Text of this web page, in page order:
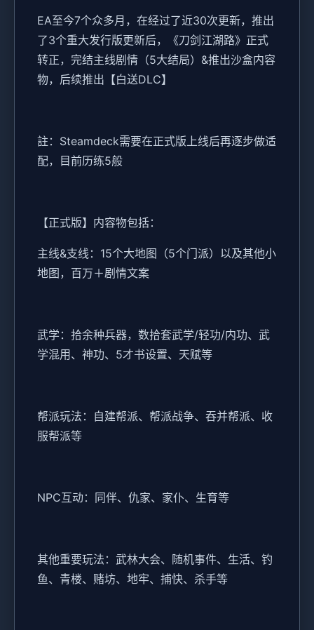
EA至今7个众多月，在经过了近30次更新，推出
了3个重大发行版更新后，《刀剑江湖路》正式
转正，完结主线剧情（5大结局）&推出沙盒内容
物，后续推出【白送DLC】
註：Steamdeck需要在正式版上线后再逐步做适
配，目前历练5般
【正式版】内容物包括：
主线&支线：15个大地图（5个门派）以及其他小
地图，百万＋剧情文案
武学：拾余种兵器，数拾套武学/轻功/内功、武
学混用、神功、5才书设置、天赋等
帮派玩法：自建帮派、帮派战争、吞并帮派、收
服帮派等
NPC互动：同伴、仇家、家仆、生育等
其他重要玩法：武林大会、随机事件、生活、钓
鱼、青楼、赌坊、地牢、捕快、杀手等